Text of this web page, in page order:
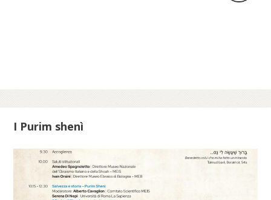
Scopri di più su fscire.it...
I Purim shenì